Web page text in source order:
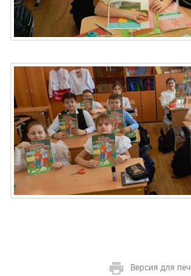
Версия для